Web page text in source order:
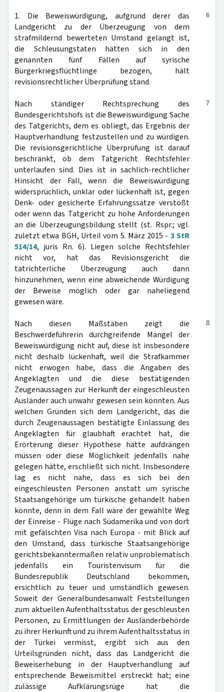
6
1. Die Beweiswürdigung, aufgrund derer das
Landgericht zu der Überzeugung von dem
strafmildernd bewerteten Umstand gelangt ist,
die Schleusungstaten hätten sich in den
genannten fünf Fällen auf syrische
Bürgerkriegsflüchtlinge bezogen, hält
revisionsrechtlicher Überprüfung stand.
7
Nach ständiger Rechtsprechung des
Bundesgerichtshofs ist die Beweiswürdigung Sache
des Tatgerichts, dem es obliegt, das Ergebnis der
Hauptverhandlung festzustellen und zu würdigen.
Die revisionsgerichtliche Überprüfung ist darauf
beschränkt, ob dem Tatgericht Rechtsfehler
unterlaufen sind. Dies ist in sachlich-rechtlicher
Hinsicht der Fall, wenn die Beweiswürdigung
widersprüchlich, unklar oder lückenhaft ist, gegen
Denk- oder gesicherte Erfahrungssätze verstößt
oder wenn das Tatgericht zu hohe Anforderungen
an die Überzeugungsbildung stellt (st. Rspr.; vgl.
zuletzt etwa BGH, Urteil vom 5. März 2015 - 3 StR
514/14, juris Rn. 6). Liegen solche Rechtsfehler
nicht vor, hat das Revisionsgericht die
tatrichterliche Überzeugung auch dann
hinzunehmen, wenn eine abweichende Würdigung
der Beweise möglich oder gar naheliegend
gewesen wäre.
8
Nach diesen Maßstäben zeigt die
Beschwerdeführerin durchgreifende Mängel der
Beweiswürdigung nicht auf, diese ist insbesondere
nicht deshalb lückenhaft, weil die Strafkammer
nicht erwogen habe, dass die Angaben des
Angeklagten und die diese bestätigenden
Zeugenaussagen zur Herkunft der eingeschleusten
Ausländer auch unwahr gewesen sein könnten. Aus
welchen Gründen sich dem Landgericht, das die
durch Zeugenaussagen bestätigte Einlassung des
Angeklagten für glaubhaft erachtet hat, die
Erörterung dieser Hypothese hätte aufdrängen
müssen oder diese Möglichkeit jedenfalls nahe
gelegen hätte, erschließt sich nicht. Insbesondere
lag es nicht nahe, dass es sich bei den
eingeschleusten Personen anstatt um syrische
Staatsangehörige um türkische gehandelt haben
könnte, denn in dem Fall wäre der gewählte Weg
der Einreise - Flüge nach Südamerika und von dort
mit gefälschten Visa nach Europa - mit Blick auf
den Umstand, dass türkische Staatsangehörige
gerichtsbekanntermaßen relativ unproblematisch
jedenfalls ein Touristenvisum für die
Bundesrepublik Deutschland bekommen,
ersichtlich zu teuer und umständlich gewesen.
Soweit der Generalbundesanwalt Feststellungen
zum aktuellen Aufenthaltsstatus der geschleusten
Personen, zu Ermittlungen der Ausländerbehörde
zu ihrer Herkunft und zu ihrem Aufenthaltsstatus in
der Türkei vermisst, ergibt sich aus den
Urteilsgründen nicht, dass das Landgericht die
Beweiserhebung in der Hauptverhandlung auf
entsprechende Beweismittel erstreckt hat; eine
zulässige Aufklärungsrüge hat die